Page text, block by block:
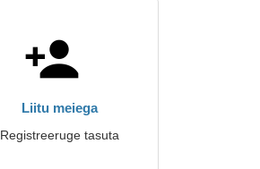
Liitu meiega
Registreeruge tasuta